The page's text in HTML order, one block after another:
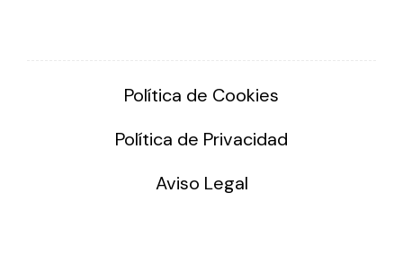
Política de Cookies
Política de Privacidad
Aviso Legal